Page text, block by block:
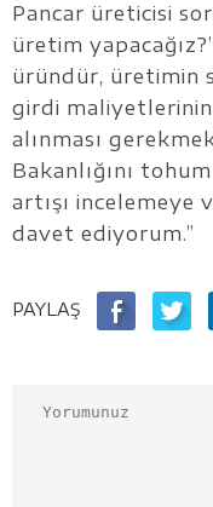
Pancar üreticisi
üretim
üründür, üretimin
girdi
alınması
Bakanlığını
artışı incelemeye
davet ediyorum.”
PAYLAŞ